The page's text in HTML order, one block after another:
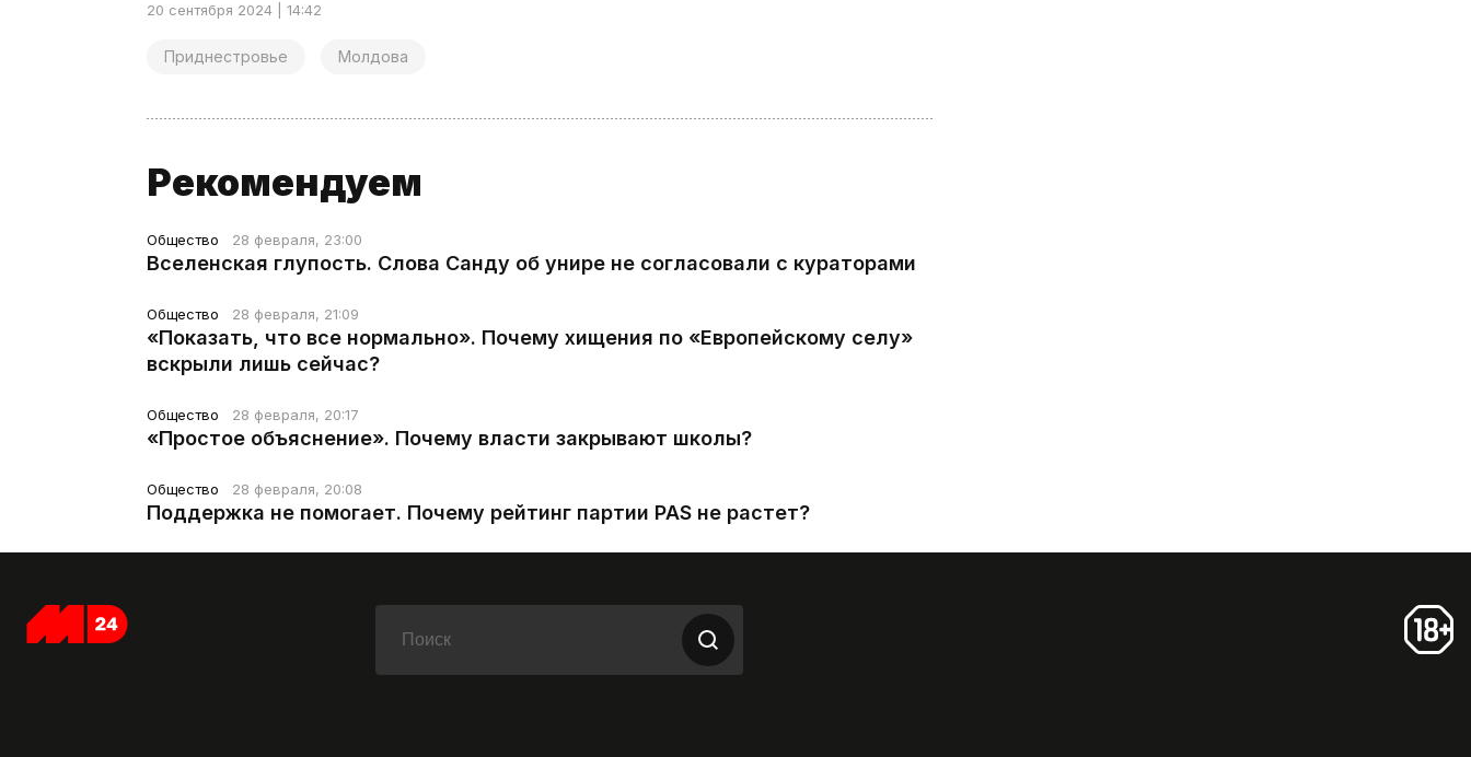
20 сентября 2024 | 14:42
Приднестровье Молдова
Рекомендуем
Общество 28 февраля, 23:00
Вселенская глупость. Слова Санду об унире не согласовали с кураторами
Общество 28 февраля, 21:09
«Показать, что все нормально». Почему хищения по «Европейскому селу»
вскрыли лишь сейчас?
Общество 28 февраля, 20:17
«Простое объяснение». Почему власти закрывают школы?
Общество 28 февраля, 20:08
Поддержка не помогает. Почему рейтинг партии PAS не растет?